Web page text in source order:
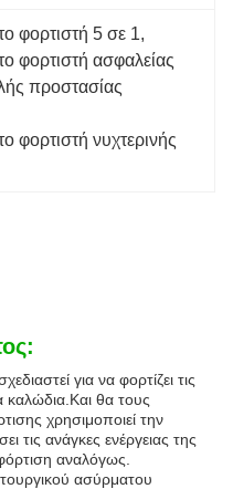
φορτιστή 5 σε 1,
φορτιστή ασφαλείας
προστασίας
φορτιστή νυχτερινής
για να φορτίζει τις
καλώδια.Και θα τους
χρησιμοποιεί την
τις ανάγκες ενέργειας της
αναλόγως.
ασύρματου